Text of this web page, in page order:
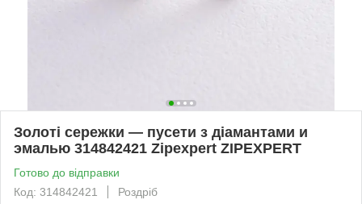
Золоті сережки — пусети з діамантами и
эмалью 314842421 Zipexpert ZIPEXPERT
Готово до відправки
Код: 314842421
Роздріб